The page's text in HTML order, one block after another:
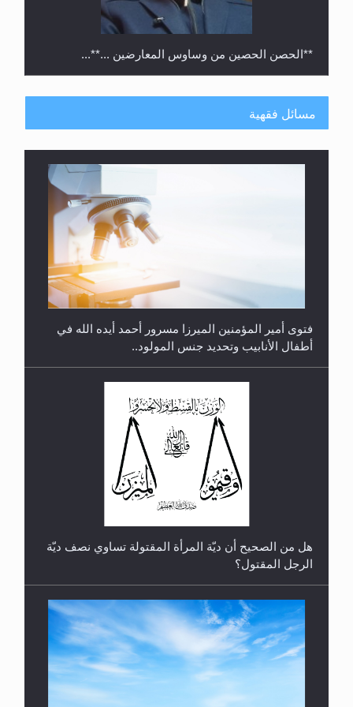
**الحصن الحصين من وساوس المعارضين ...**...
رأيٌ في لغة المسيح الموعود عليه السلام.. 4...
مسائل فقهية
فتوى أمير المؤمنين الميرزا مسرور أحمد أيده الله في
أطفال الأنابيب وتحديد جنس المولود..
هل من الصحيح أن ديّة المرأة المقتولة تساوي نصف ديّة
الرجل المقتول؟